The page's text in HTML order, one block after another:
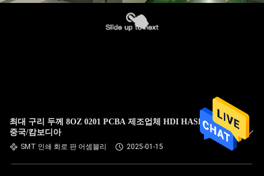
최대 구리 두께 8OZ 0201 PCBA 제조업체 HDI HASL ENIG
중국/캄보디아
SMT 인쇄 회로 판 어셈블리 2025-01-15